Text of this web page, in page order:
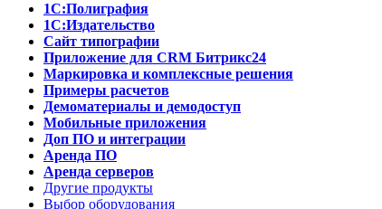
1С:Полиграфия
1С:Издательство
Сайт типографии
Приложение для CRM Битрикс24
Маркировка и комплексные решения
Примеры расчетов
Демоматериалы и демодоступ
Мобильные приложения
Доп ПО и интеграции
Аренда ПО
Аренда серверов
Другие продукты
Выбор оборудования